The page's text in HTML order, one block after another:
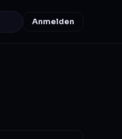
Anmelden